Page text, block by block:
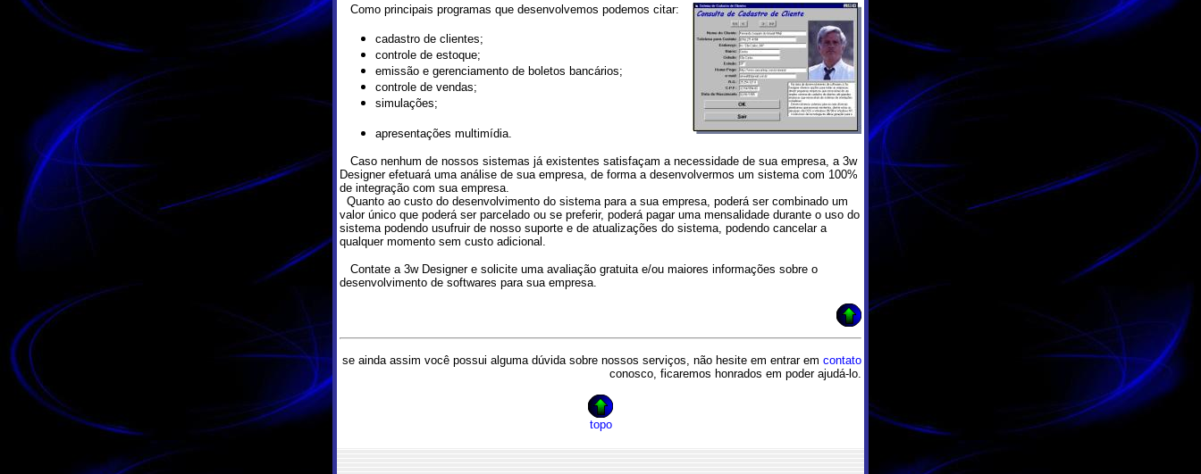
Como principais programas que desenvolvemos podemos citar:
cadastro de clientes;
controle de estoque;
emissão e gerenciamento de boletos bancários;
controle de vendas;
simulações;
apresentações multimídia.
Caso nenhum de nossos sistemas já existentes satisfaçam a necessidade de sua empresa, a 3w
Designer efetuará uma análise de sua empresa, de forma a desenvolvermos um sistema com 100%
de integração com sua empresa.
Quanto ao custo do desenvolvimento do sistema para a sua empresa, poderá ser combinado um
valor único que poderá ser parcelado ou se preferir, poderá pagar uma mensalidade durante o uso do
sistema podendo usufruir de nosso suporte e de atualizações do sistema, podendo cancelar a
qualquer momento sem custo adicional.
Contate a 3w Designer e solicite uma avaliação gratuita e/ou maiores informações sobre o
desenvolvimento de softwares para sua empresa.
se ainda assim você possui alguma dúvida sobre nossos serviços, não hesite em entrar em contato
conosco, ficaremos honrados em poder ajudá-lo.
topo